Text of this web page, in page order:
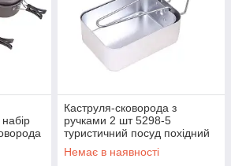
Каструля-сковорода з
ручками 2 шт 5298-5
туристичний посуд похідний
каструля туристична
сковорода
Немає в наявності